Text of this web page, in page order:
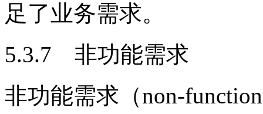
足了业务需求。
5.3.7 非功能需求
非功能需求（non-